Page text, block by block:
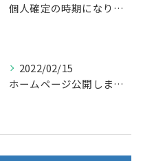
個人確定の時期になりました。
2022/02/15
ホームページ公開しました。